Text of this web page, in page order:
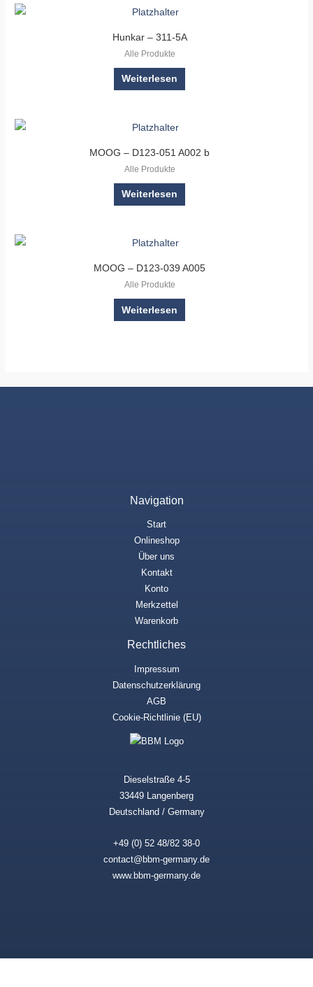
Hunkar – 311-5A
Alle Produkte
Weiterlesen
MOOG – D123-051 A002 b
Alle Produkte
Weiterlesen
MOOG – D123-039 A005
Alle Produkte
Weiterlesen
Navigation
Start
Onlineshop
Über uns
Kontakt
Konto
Merkzettel
Warenkorb
Rechtliches
Impressum
Datenschutzerklärung
AGB
Cookie-Richtlinie (EU)
Dieselstraße 4-5
33449 Langenberg
Deutschland / Germany
+49 (0) 52 48/82 38-0
contact@bbm-germany.de
www.bbm-germany.de